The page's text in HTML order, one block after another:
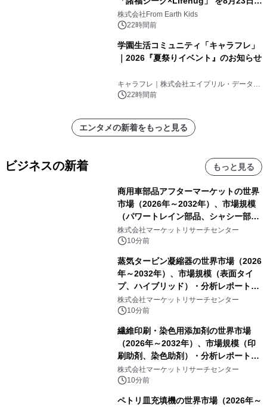
(日)開催
株式会社From Earth Kids
22時間前
学園生活コミュニティ「キャラフレ」
｜2026『夏祭りイベント』のお知らせ
キャラフレ｜株式会社エイプリル・データ・
デザインズ
22時間前
エンタメの新着をもっと見る
ビジネスの新着 もっと見る
商用車部品アフターマーケットの世界
市場（2026年～2032年）、市場規模
（パワートレイン部品、シャシー部
品、ボディ・キャビン部品、電気・電
子部品、インテリア・快適性部品）・
株式会社マーケットリサーチセンター
10分前
蒸気タービン凝縮器の世界市場（2026
年～2032年）、市場規模（表面タイ
プ、ハイブリッド）・分析レポートを
発表
株式会社マーケットリサーチセンター
10分前
繊維印刷・染色用添加剤の世界市場
（2026年～2032年）、市場規模（印
刷助剤、染色助剤）・分析レポートを
発表
株式会社マーケットリサーチセンター
10分前
ペトリ皿充填機の世界市場（2026年～